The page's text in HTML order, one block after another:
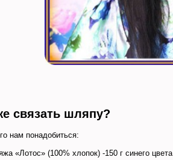
связать шляпу?
нам понадобиться:
«Лотос» (100% хлопок) -150 г синего цвета